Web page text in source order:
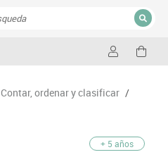
CERRAR
Contar, ordenar y clasificar /
+ 5 años